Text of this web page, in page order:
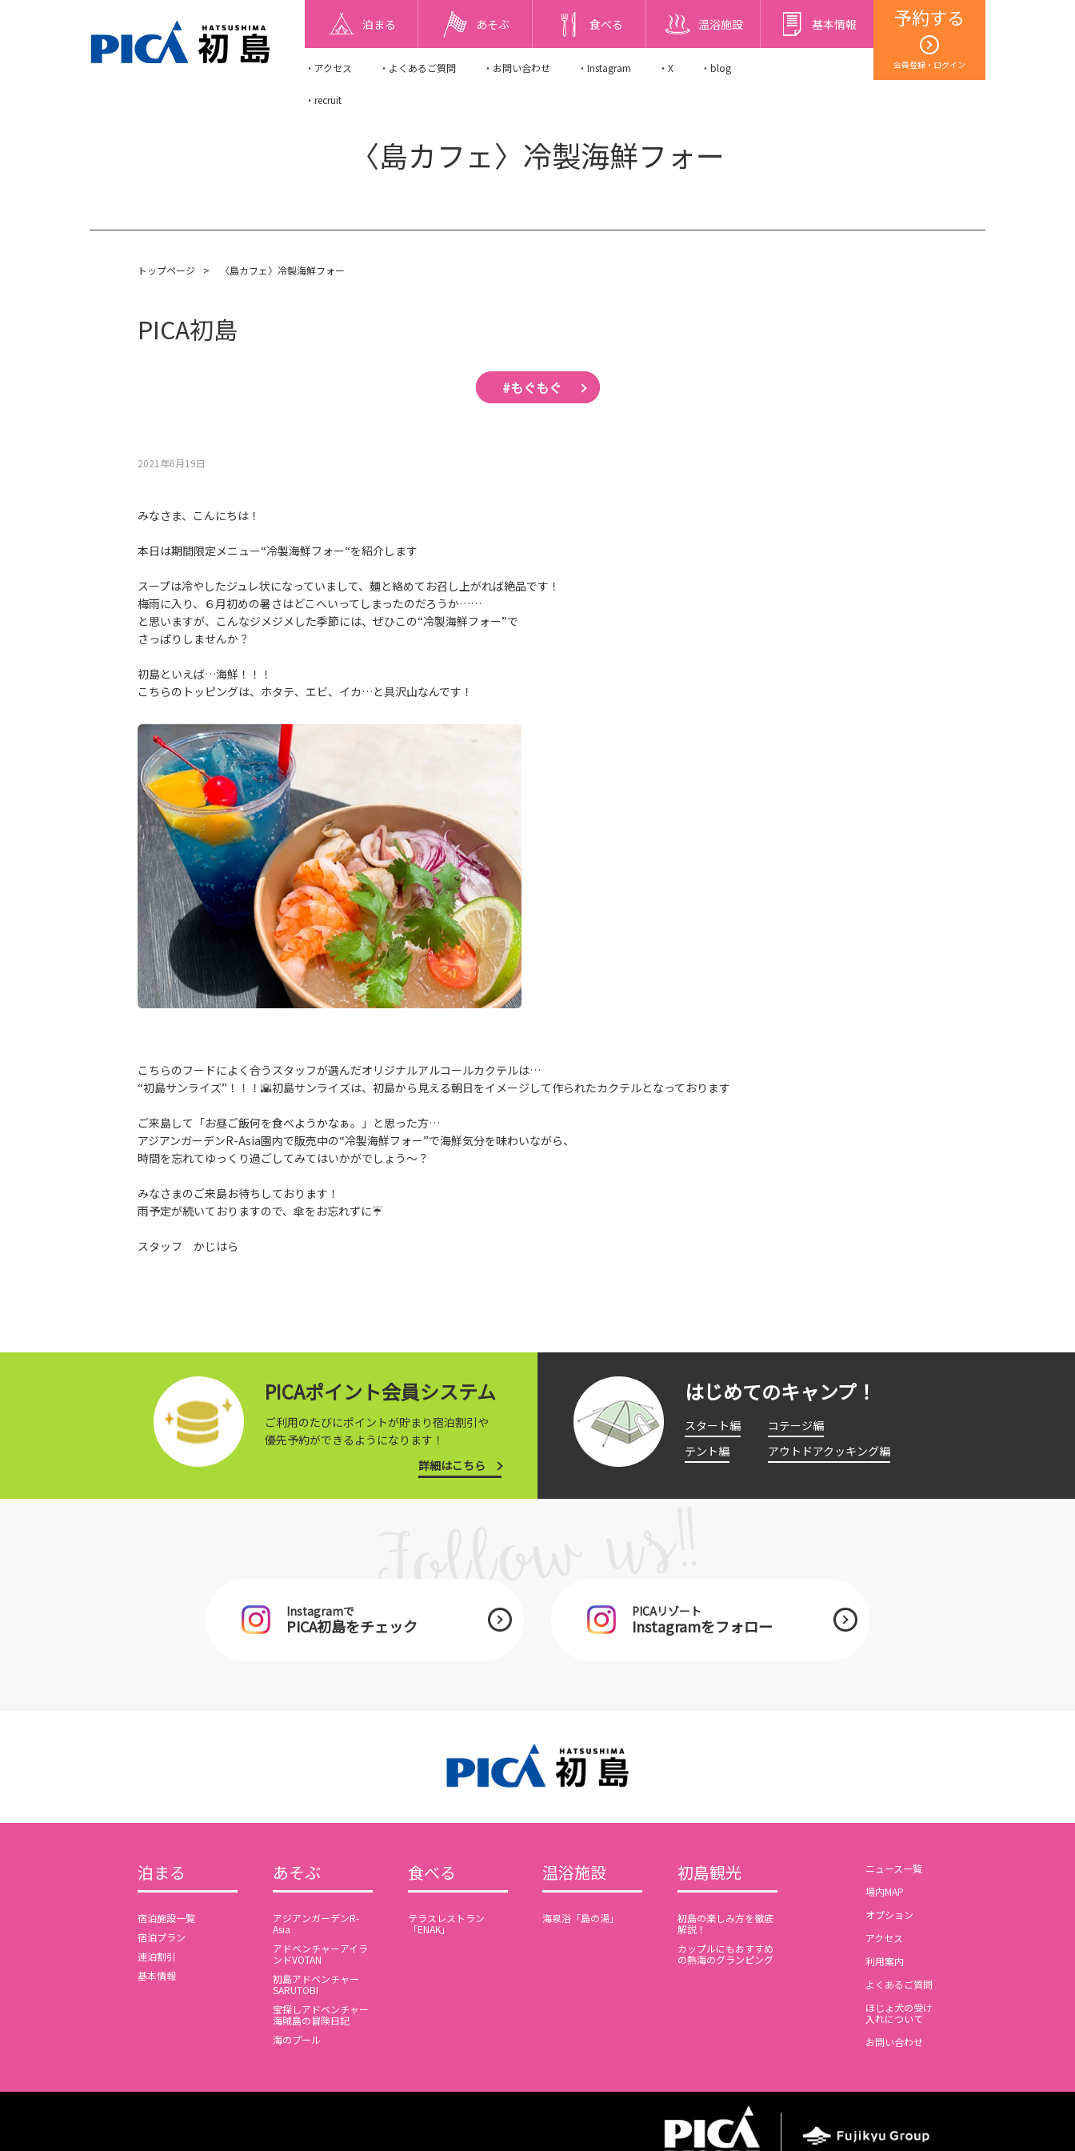
予約する
会員登録・ログイン
泊まる あそぶ 食べる 温浴施設 基本情報
・アクセス ・よくあるご質問 ・お問い合わせ ・Instagram ・X ・blog
・recruit
〈島カフェ〉冷製海鮮フォー
トップページ > 〈島カフェ〉冷製海鮮フォー
PICA初島
#もぐもぐ
2021年6月19⽇
みなさま、こんにちは！
本日は期間限定メニュー“冷製海鮮フォー“を紹介します
スープは冷やしたジュレ状になっていまして、麺と絡めてお召し上がれば絶品です！
梅雨に入り、６月初めの暑さはどこへいってしまったのだろうか……
と思いますが、こんなジメジメした季節には、ぜひこの“冷製海鮮フォー”で
さっぱりしませんか？
初島といえば…海鮮！！！
こちらのトッピングは、ホタテ、エビ、イカ…と具沢山なんです！
こちらのフードによく合うスタッフが選んだオリジナルアルコールカクテルは…
“初島サンライズ”！！！🌇初島サンライズは、初島から見える朝日をイメージして作られたカクテルとなっております
ご来島して「お昼ご飯何を食べようかなぁ。」と思った方…
アジアンガーデンR-Asia園内で販売中の“冷製海鮮フォー”で海鮮気分を味わいながら、
時間を忘れてゆっくり過ごしてみてはいかがでしょう～？
みなさまのご来島お待ちしております！
雨予定が続いておりますので、傘をお忘れずに☔
スタッフ かじはら
PICAポイント会員システム
ご利用のたびにポイントが貯まり宿泊割引や
優先予約ができるようになります！
詳細はこちら
はじめてのキャンプ！
スタート編
コテージ編
テント編
アウトドアクッキング編
Instagramで
PICA初島をチェック
PICAリゾート
Instagramをフォロー
泊まる
宿泊施設一覧
宿泊プラン
連泊割引
基本情報
あそぶ
アジアンガーデンR-
Asia
アドベンチャーアイラ
ンドVOTAN
初島アドベンチャー
SARUTOBI
宝探しアドベンチャー
海賊島の冒険日記
海のプール
食べる
テラスレストラン
「ENAK」
温浴施設
海泉浴「島の湯」
初島観光
初島の楽しみ方を徹底
解説！
カップルにもおすすめ
の熱海のグランピング
ニュース一覧
場内MAP
オプション
アクセス
利用案内
よくあるご質問
ほじょ犬の受け
入れについて
お問い合わせ